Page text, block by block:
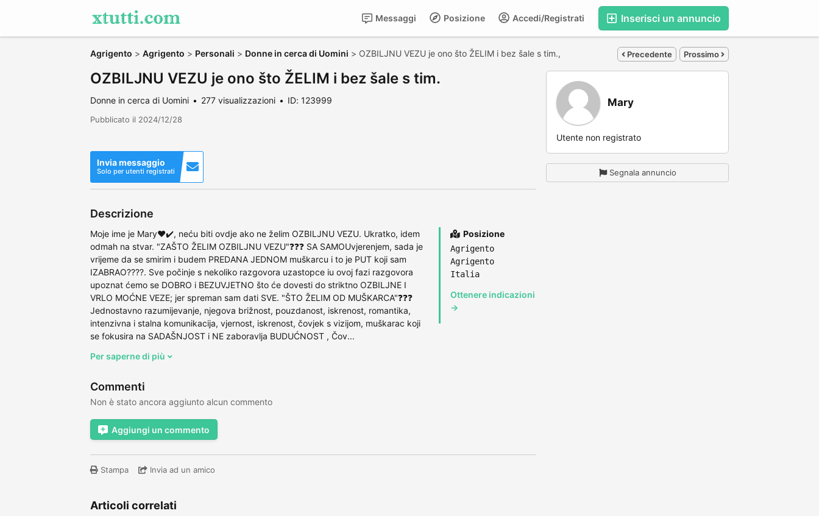
Inserisci un annuncio
Accedi/Registrati
Posizione
Messaggi
Agrigento > Agrigento > Personali > Donne in cerca di Uomini > OZBILJNU VEZU je ono što ŽELIM i bez šale s tim., Precedente Prossimo
OZBILJNU VEZU je ono što ŽELIM i bez šale s tim.
Donne in cerca di Uomini 277 visualizzazioni ID: 123999
Pubblicato il 2024/12/28
Invia messaggio
Solo per utenti registrati
Descrizione
Moje ime je Mary❤️✔️, neću biti ovdje ako ne želim OZBILJNU VEZU. Ukratko, idem
odmah na stvar. "ZAŠTO ŽELIM OZBILJNU VEZU"❓❓❓ SA SAMOUvjerenjem, sada je
vrijeme da se smirim i budem PREDANA JEDNOM muškarcu i to je PUT koji sam
IZABRAO????. Sve počinje s nekoliko razgovora uzastopce iu ovoj fazi razgovora
upoznat ćemo se DOBRO i BEZUVJETNO što će dovesti do striktno OZBILJNE I
VRLO MOĆNE VEZE; jer spreman sam dati SVE. "ŠTO ŽELIM OD MUŠKARCA"❓❓❓
Jednostavno razumijevanje, njegova brižnost, pouzdanost, iskrenost, romantika,
intenzivna i stalna komunikacija, vjernost, iskrenost, čovjek s vizijom, muškarac koji
se fokusira na SADAŠNJOST i NE zaboravlja BUDUĆNOST , Čov...
Per saperne di più
Posizione
Agrigento
Agrigento
Italia
Ottenere indicazioni
→
Commenti
Non è stato ancora aggiunto alcun commento
Aggiungi un commento
Stampa Invia ad un amico
Mary
Utente non registrato
Segnala annuncio
Articoli correlati